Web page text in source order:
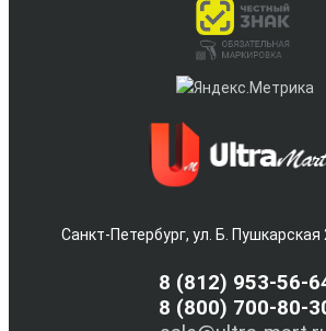
Санкт-Петербург, ул. Б.
8 (812) 953-56-
8 (800) 700-80-